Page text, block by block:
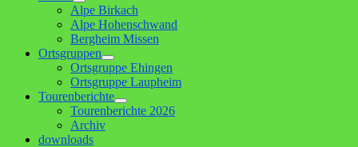
Untermenü
anzeigen
Alpe Birkach
Alpe Hohenschwand
Bergheim Missen
Ortsgruppen
Untermenü
anzeigen
Ortsgruppe Ehingen
Ortsgruppe Laupheim
Tourenberichte
Untermenü
anzeigen
Tourenberichte 2026
Archiv
downloads